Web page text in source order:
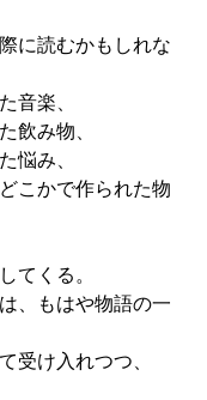
に読むかもしれな
音楽、
飲み物、
悩み、
こかで作られた物
てくる。
、もはや物語の一
受け入れつつ、